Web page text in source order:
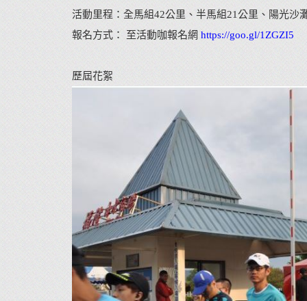
活動里程：全馬組42公里、半馬組21公里、陽光沙
報名方式： 至活動咖報名網 https://goo.gl/1ZGZI5
歷屆花絮